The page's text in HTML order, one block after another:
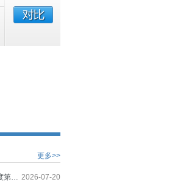
更多>>
2026-07-20
创金合信基金管理有限公司旗下基金2026年度第二季度报告提示性公告